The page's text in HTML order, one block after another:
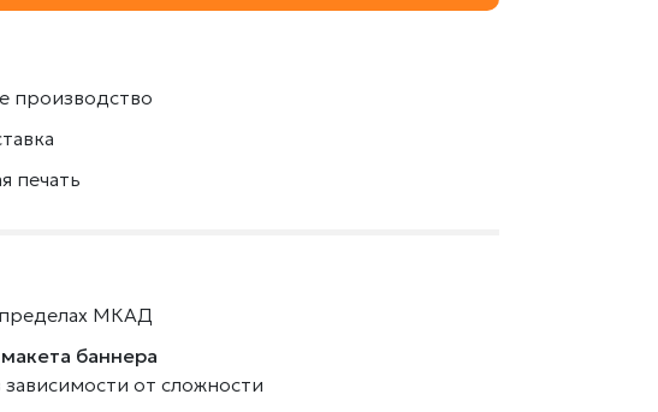
производство
печать
МКАД
баннера
зависимости от сложности